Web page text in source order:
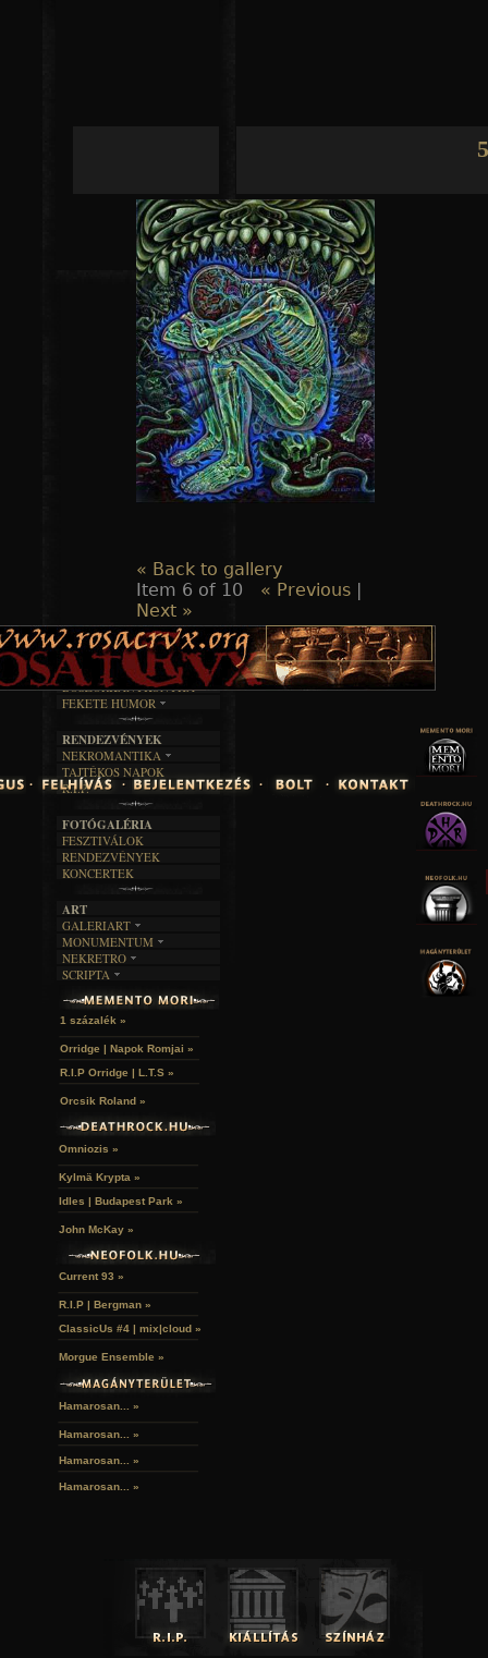
« Back to gallery
Item 6 of 10
« Previous |
Next »
TAJTÉKOS LAPOK
ZENE
EGYÜTTESEK
INTERJÚK
FORDÍTÁSOK
DALSZÖVEGEK
ÍRÁSOK
IRODALOM
FILM
ÍRÁSTÖRTÉNET
BOSZORKÁNYKONYHA
FEKETE HUMOR
SZÖVEGES
RENDEZVÉNYEK
NEKROMANTIKA
AKTUÁLIS
A MÚLT
TAJTÉKOS NAPOK
R.I.P.
FOTÓGALÉRIA
FESZTIVÁLOK
RENDEZVÉNYEK
KONCERTEK
ART
GALERIART
ARTGALERI
KÉPREGÉNYEK
LAKÁSKULTS
MONUMENTUM
TEMETŐK
TEMPLOMOK
VÁRAK
HELYEK
NEKRETRO
SZUBKULT
FEKETE LYUK
RELIKVIÁK
SCRIPTA
NOVELLÁK
VERSEK
1 százalék »
Orridge | Napok Romjai »
R.I.P Orridge | L.T.S »
Orcsik Roland »
Omniozis »
Kylmä Krypta »
Idles | Budapest Park »
John McKay »
Current 93 »
R.I.P | Bergman »
ClassicUs #4 | mix|cloud »
Morgue Ensemble »
Hamarosan... »
Hamarosan... »
Hamarosan... »
Hamarosan... »